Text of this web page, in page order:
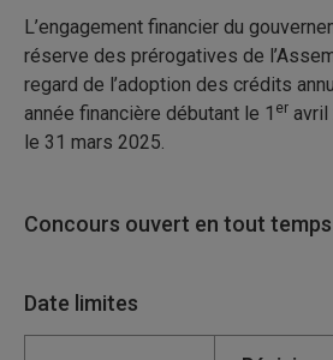
L’engagement financier du
réserve des prérogatives de
regard de l’adoption des crédits
année financière débutant le 1 er avril
le 31 mars 2025.
Concours ouvert en tout temps
Date limites